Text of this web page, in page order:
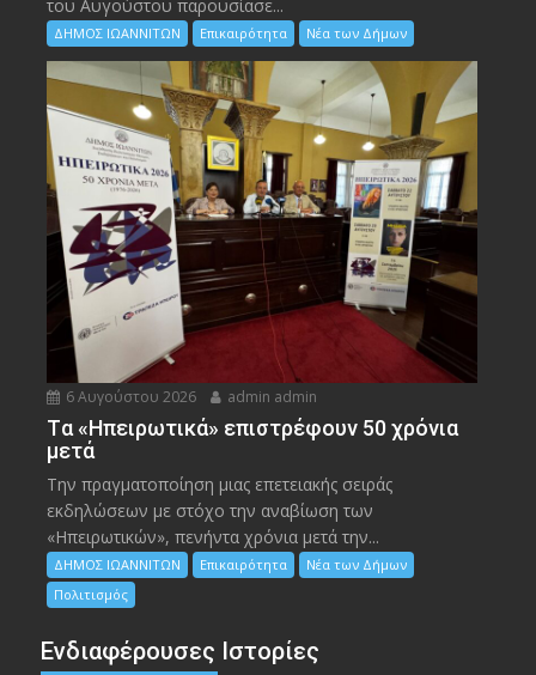
του Αυγούστου παρουσίασε...
ΔΗΜΟΣ ΙΩΑΝΝΙΤΩΝ Επικαιρότητα Νέα των Δήμων
6 Αυγούστου 2026 admin admin
Tα «Ηπειρωτικά» επιστρέφουν 50 χρόνια
μετά
Την πραγματοποίηση μιας επετειακής σειράς
εκδηλώσεων με στόχο την αναβίωση των
«Ηπειρωτικών», πενήντα χρόνια μετά την...
ΔΗΜΟΣ ΙΩΑΝΝΙΤΩΝ Επικαιρότητα
Νέα των Δήμων
Πολιτισμός
Ενδιαφέρουσες Ιστορίες